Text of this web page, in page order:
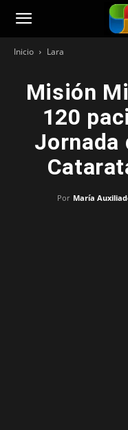
Noticias251
Inicio Lara
Misión
120
Jornada
Por María